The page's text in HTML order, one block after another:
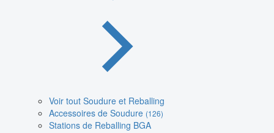
Voir tout Soudure et Reballing
Accessoires de Soudure (126)
Stations de Reballing BGA